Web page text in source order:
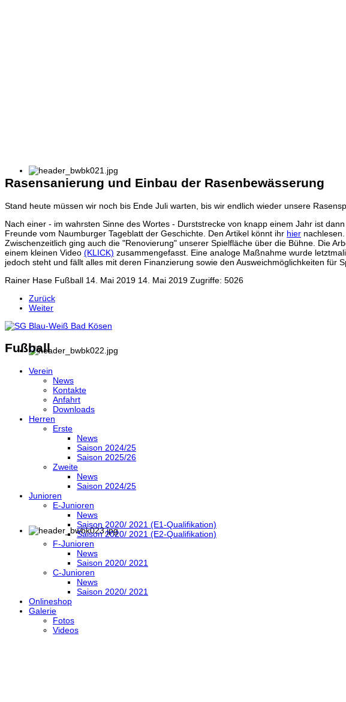
Rasensanierung und Einbau der Rasenbewässerung
Stand heute müssen wir noch bis Ende Juli warten, bis wir endlich wieder unsere
Nach einer - im wahrsten Sinne des Wortes - Durststrecke von knapp einem Jahr ist
Freunde vom Naumburger Tageblatt der Geschichte. Den Artikel könnt ihr hier
Zwischenzeitlich ging auch die "Renovierung" unserer Spielfläche über die Bühne. Die
einem kleinen Video (KLICK) zusammengefasst. Eine analoge Maßnahme wurde
jedoch steht und fällt alles mit deren Finanzierung sowie den Ausweichmöglichkeiten für
Rainer Hase Fußball 14. Mai 2019 14. Mai 2019 Zugriffe: 5026
Zurück
Weiter
Fußball
Verein
News
Kontakte
Anfahrt
Downloads
Herren
Erste
News
Saison 2024/25
Saison 2025/26
Zweite
News
Saison 2024/25
Junioren
E-Junioren
News
Saison 2020/ 2021 (E1-Qualifikation)
Saison 2020/ 2021 (E2-Qualifikation)
F-Junioren
News
Saison 2020/ 2021
C-Junioren
News
Saison 2020/ 2021
Onlineshop
Galerie
Fotos
Videos